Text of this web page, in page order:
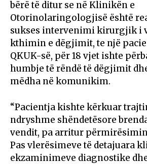
bërë të ditur se në Klinikën e
Otorinolaringologjisë është
sukses intervenimi kirurgjik i
kthimin e dëgjimit, te një
QKUK-së, për 18 vjet ishte
humbje të rëndë të dëgjimit
mëdha në komunikim.
“Pacientja kishte kërkuar
ndryshme shëndetësore
vendit, pa arritur
Pas vlerësimeve të detajuara
ekzaminimeve diagnostike